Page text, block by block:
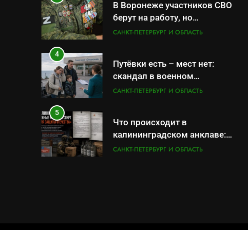
В Воронеже участников СВО
берут на работу, но
удержаться удаётся не всем
САНКТ-ПЕТЕРБУРГ И ОБЛАСТЬ
4
Путёвки есть – мест нет:
скандал в военном
санатории Владивостока
САНКТ-ПЕТЕРБУРГ И ОБЛАСТЬ
5
Что происходит в
калининградском анклаве:
военные изымают спирт
САНКТ-ПЕТЕРБУРГ И ОБЛАСТЬ